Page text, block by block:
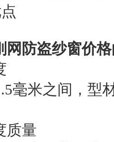
网防盗纱窗价
毫米之间，型
质量